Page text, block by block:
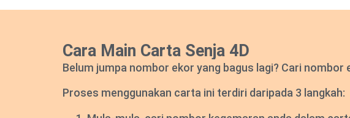
Cara Main Carta Senja 4D
Belum jumpa nombor ekor yang bagus lagi? Cari
Proses menggunakan carta ini terdiri daripada 3 langkah: